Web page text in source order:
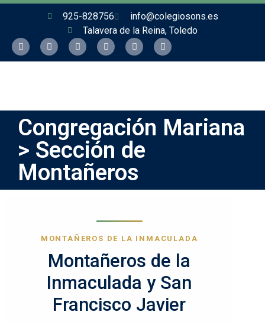
925-828756
info@colegiosons.es
Talavera de la Reina, Toledo
Congregación Mariana
> Sección de
Montañeros
MONTAÑEROS DE LA INMACULADA
Montañeros de la
Inmaculada y San
Francisco Javier